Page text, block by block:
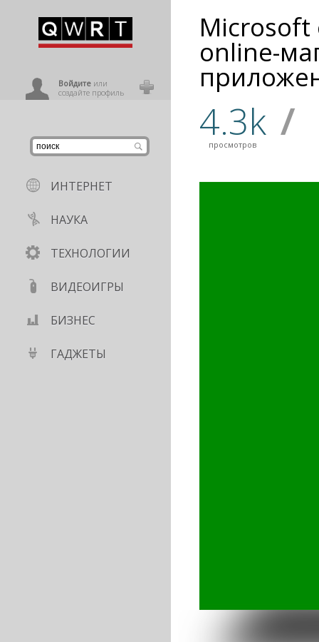
Войдитеили
создайте профиль
ИНТЕРНЕТ
НАУКА
ТЕХНОЛОГИИ
ВИДЕОИГРЫ
БИЗНЕС
ГАДЖЕТЫ
online-
4.3k
просмотров /